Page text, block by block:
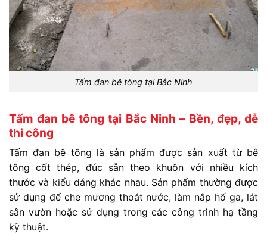
Tấm đan bê tông tại Bắc Ninh
Tấm đan bê tông tại Bắc Ninh – Bền, đẹp, dễ
thi công
Tấm đan bê tông là sản phẩm được sản xuất từ bê
tông cốt thép, đúc sẵn theo khuôn với nhiều kích
thước và kiểu dáng khác nhau. Sản phẩm thường được
sử dụng để che mương thoát nước, làm nắp hố ga, lát
sân vườn hoặc sử dụng trong các công trình hạ tầng
kỹ thuật.